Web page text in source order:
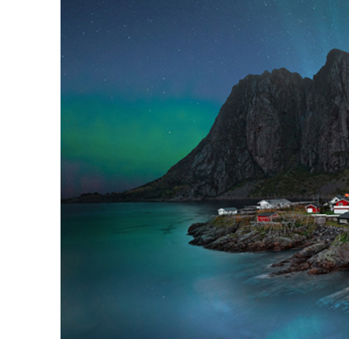
Vịnh Nærøyfjord
Na Uy là một đất nước của những cảnh
Nærøyfjord,
một vịnh hẹp khác của Na Uy
khoảng 17 km, được bao bọc bởi những
tuyệt vời như thác nước, rừng cây hay những
Ngắm cực quang trên bầu
Cực quang là hiện tượng ánh sáng màu sắc
đất. Cực quang có hai loại là cực quang